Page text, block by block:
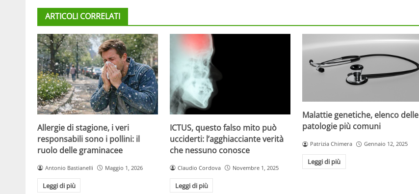
ARTICOLI CORRELATI
Allergie di stagione, i veri
responsabili sono i pollini: il
ruolo delle graminacee
Antonio Bastianelli Maggio 1, 2026
Leggi di più
ICTUS, questo falso mito può
ucciderti: l’agghiacciante verità
che nessuno conosce
Claudio Cordova Novembre 1, 2025
Leggi di più
Malattie genetiche, elenco delle
patologie più comuni
Patrizia Chimera Gennaio 12, 2025
Leggi di più